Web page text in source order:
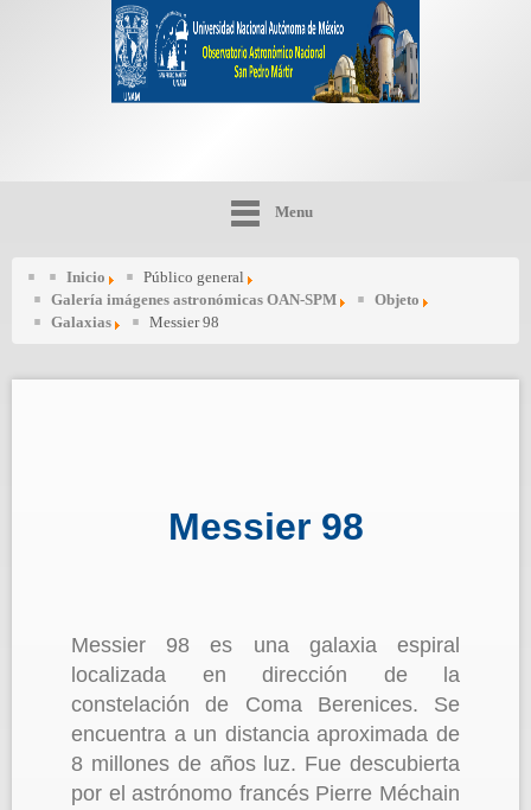
Menu
Inicio
Público general
Galería imágenes astronómicas OAN-SPM
Objeto
Galaxias
Messier 98
Messier 98
Messier 98 es una galaxia espiral
localizada en dirección de la
constelación de Coma Berenices. Se
encuentra a un distancia aproximada de
8 millones de años luz. Fue descubierta
por el astrónomo francés Pierre Méchain